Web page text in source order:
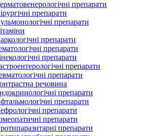
препарати
препарати
препарати
препарати
препарати
препарати
препарати
препарати
речовина
препарати
препарати
препарати
препарати
препарати